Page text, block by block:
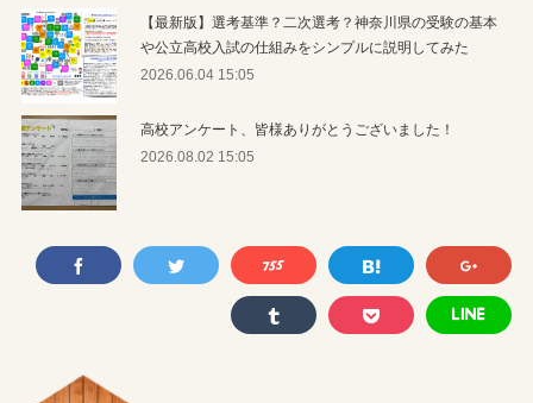
【最新版】選考基準？二次選考？神奈川県の受験の基本
や公立高校入試の仕組みをシンプルに説明してみた
2026.06.04 15:05
高校アンケート、皆様ありがとうございました！
2026.08.02 15:05